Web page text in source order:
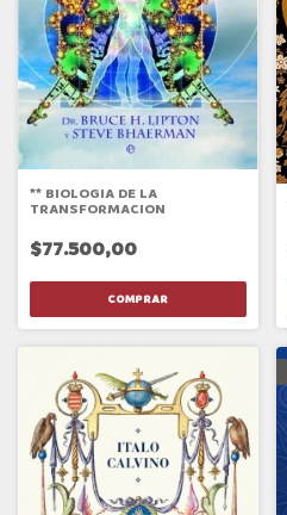
** BIOLOGIA DE LA
TRANSFORMACION
$77.500,00